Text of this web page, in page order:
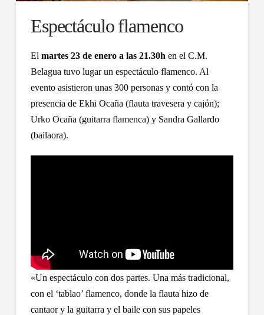
Espectáculo flamenco
El martes 23 de enero a las 21.30h en el C.M.
Belagua tuvo lugar un espectáculo flamenco. Al
evento asistieron unas 300 personas y contó con la
presencia de Ekhi Ocaña (flauta travesera y cajón);
Urko Ocaña (guitarra flamenca) y Sandra Gallardo
(bailaora).
«Un espectáculo con dos partes. Una más tradicional,
con el ‘tablao’ flamenco, donde la flauta hizo de
cantaor y la guitarra y el baile con sus papeles